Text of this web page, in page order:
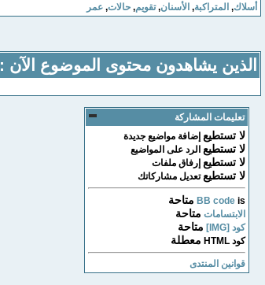
أسلاك, المتراكبة, الأسنان,تقويم, حالات, عمر
الذين يشاهدون محتوى الموضوع الآن : 1
تعليمات المشاركة
لا تستطيع إضافة مواضيع جديدة
لا تستطيع الرد على المواضيع
لا تستطيع إرفاق ملفات
لا تستطيعتعديل مشاركاتك
BB code is متاحة
الابتسامات متاحة
كود [IMG] متاحة
كود HTML معطلة
قوانين المنتدى